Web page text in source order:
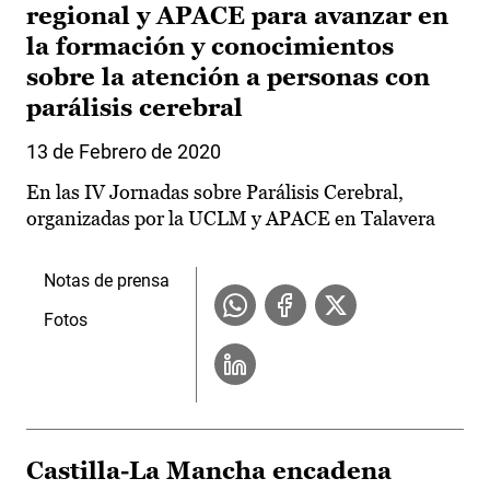
regional y APACE para avanzar en
la formación y conocimientos
sobre la atención a personas con
parálisis cerebral
13 de Febrero de 2020
En las IV Jornadas sobre Parálisis Cerebral,
organizadas por la UCLM y APACE en Talavera
Notas de prensa
Fotos
Castilla-La Mancha encadena